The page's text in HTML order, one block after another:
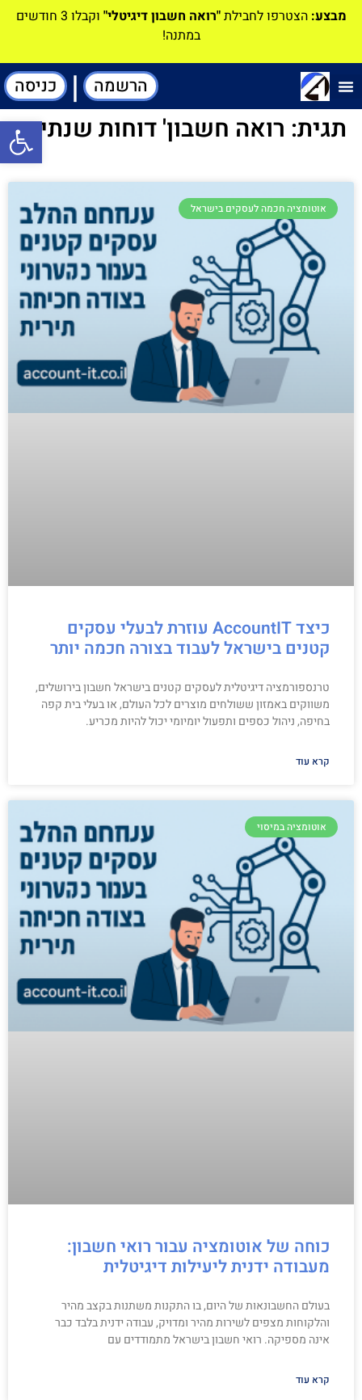
מבצע: הצטרפו לחבילת"רואה חשבון דיגיטלי"
וקבלו 3 חודשים
במתנה!
הרשמה | כניסה
תגית: רואה חשבון' דוחות שנתיים
אוטומציה חכמה לעסקים בישראל
כיצד AccountIT עוזרת לבעלי עסקים
קטנים בישראל לעבוד בצורה חכמה יותר
טרנספורמציה דיגיטלית לעסקים קטנים בישראל חשבון בירושלים,
משווקים באמזון ששולחים מוצרים לכל העולם, או בעלי בית קפה
בחיפה, ניהול כספים ותפעול יומיומי יכול להיות מכריע.
קרא עוד
אוטומציה במיסוי
כוחה של אוטומציה עבור רואי חשבון:
מעבודה ידנית ליעילות דיגיטלית
בעולם החשבונאות של היום, בו התקנות משתנות בקצב מהיר
והלקוחות מצפים לשירות מהיר ומדויק, עבודה ידנית בלבד כבר
אינה מספיקה. רואי חשבון בישראל מתמודדים עם
קרא עוד
פתח